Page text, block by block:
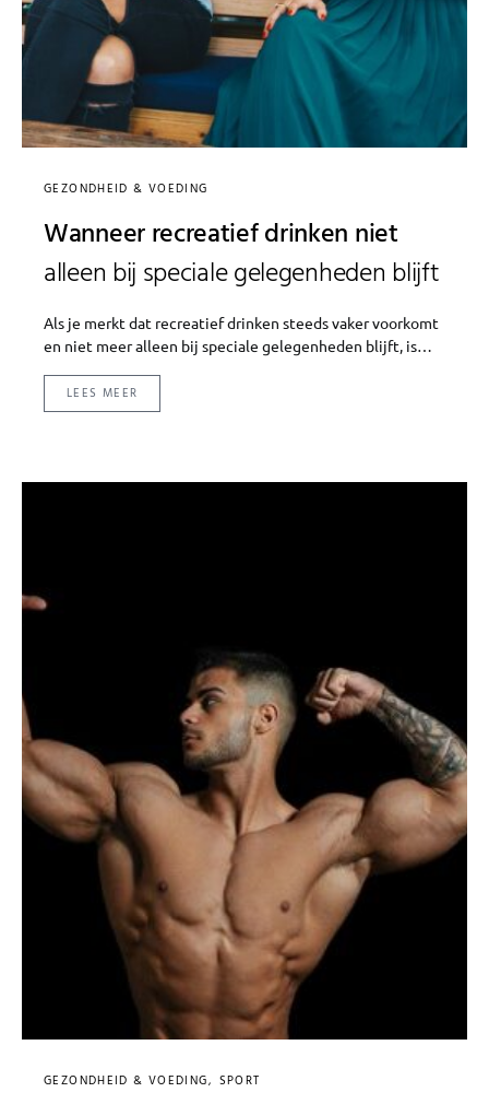
GEZONDHEID & VOEDING
Wanneer recreatief drinken niet
alleen bij speciale gelegenheden blijft
Als je merkt dat recreatief drinken steeds vaker voorkomt
en niet meer alleen bij speciale gelegenheden blijft, is…
LEES MEER
GEZONDHEID & VOEDING SPORT